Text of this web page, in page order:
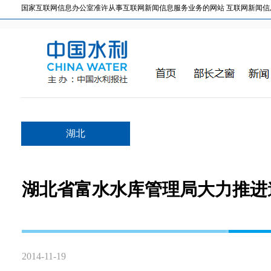
国家互联网信息办公室准许从事互联网新闻信息服务业务的网站 互联网新闻信
湖北
湖北省富水水库管理局大力推
2014-11-19